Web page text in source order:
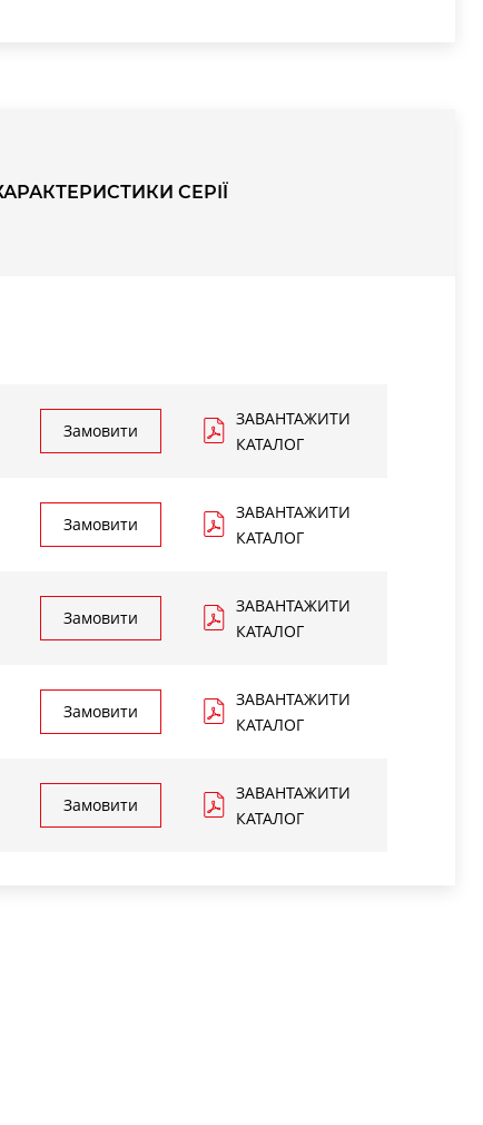
СЕРІЇ
Замовити
ЗАВАНТАЖИТИ
КАТАЛОГ
Замовити
ЗАВАНТАЖИТИ
КАТАЛОГ
Замовити
ЗАВАНТАЖИТИ
КАТАЛОГ
Замовити
ЗАВАНТАЖИТИ
КАТАЛОГ
Замовити
ЗАВАНТАЖИТИ
КАТАЛОГ